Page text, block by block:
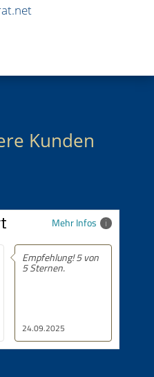
Kunden
Mehr Infos
24.09.2025
Empfehlung! 5 von
5 Sternen.